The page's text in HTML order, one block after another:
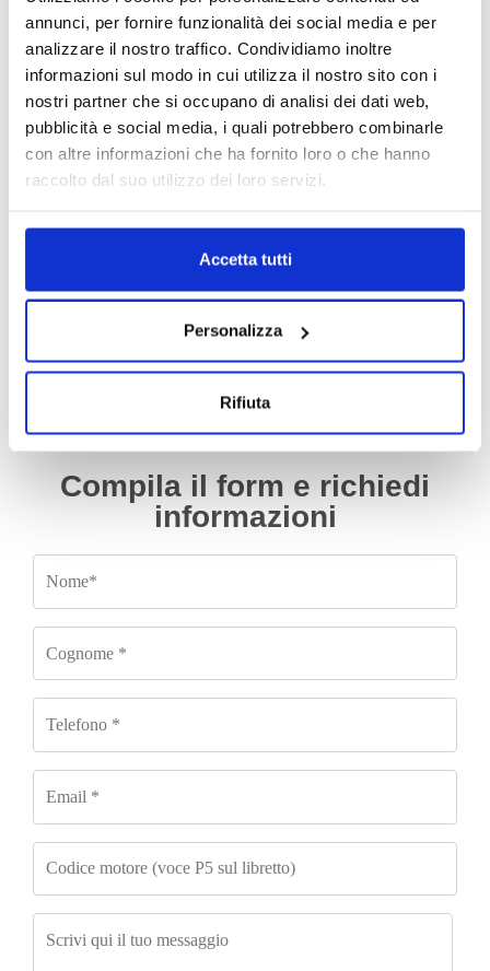
annunci, per fornire funzionalità dei social media e per
analizzare il nostro traffico. Condividiamo inoltre
informazioni sul modo in cui utilizza il nostro sito con i
nostri partner che si occupano di analisi dei dati web,
pubblicità e social media, i quali potrebbero combinarle
con altre informazioni che ha fornito loro o che hanno
raccolto dal suo utilizzo dei loro servizi.
Accetta tutti
Personalizza
Rifiuta
Da 300.00 € IVA esclusa 1,050.00€
Motore Audi A4 CCW 2008/2012
ESAURITO.
VERIFICA LA DISPONIBILITÀ
Motore Audi TT BUB 2006/2010
Compila il form e richiedi
informazioni